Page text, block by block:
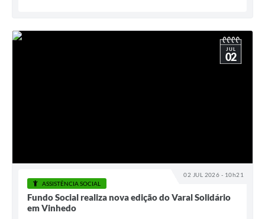
02 JUL 2026 - 10h21
JUL
02
ASSISTÊNCIA SOCIAL
Fundo Social realiza nova edição do Varal Solidário
em Vinhedo